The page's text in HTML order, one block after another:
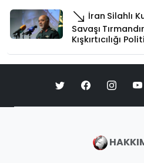
İran Silahlı
Savaşı
Kışkırtıcılığı